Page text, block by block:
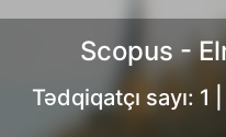
Scopus -
Tədqiqatçı sayı: 1